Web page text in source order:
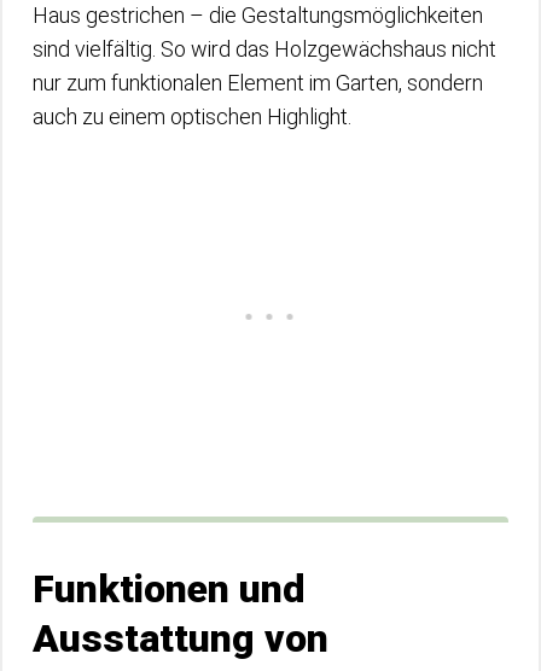
Haus gestrichen – die Gestaltungsmöglichkeiten
sind vielfältig. So wird das Holzgewächshaus nicht
nur zum funktionalen Element im Garten, sondern
auch zu einem optischen Highlight.
Funktionen und
Ausstattung von